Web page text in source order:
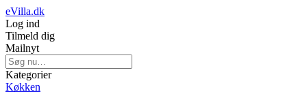
eVilla.dk
Log ind
Tilmeld dig
Mailnyt
Kategorier
Køkken